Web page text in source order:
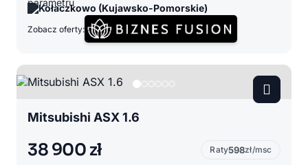
Kołaczkowo (Kujawsko-Pomorskie)
Zobacz oferty:
Mitsubishi ASX 1.6
38 900 zł Raty598zł/msc